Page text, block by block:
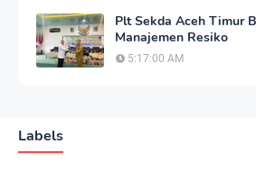
Plt Sekda Aceh Timur
Manajemen Resiko
5:17:00 AM
Labels